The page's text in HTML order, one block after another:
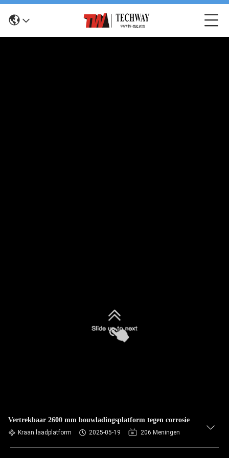
Vertrekbaar 2600 mm bouwladingsplatform tegen corrosie
Kraan laadplatform 2025-05-19 206 Meningen